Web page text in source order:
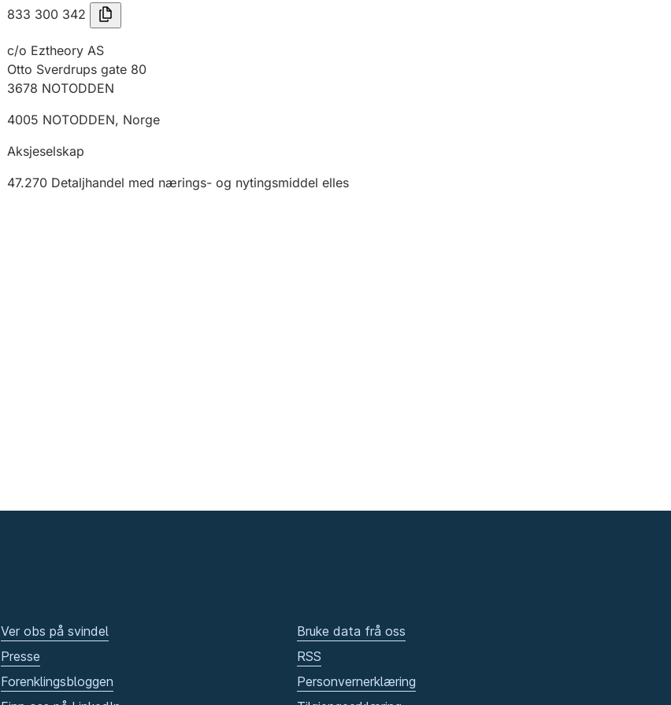
833 300 342
c/o Eztheory AS
Otto Sverdrups gate 80
3678 NOTODDEN
4005 NOTODDEN, Norge
Aksjeselskap
47.270 Detaljhandel med nærings- og nytingsmiddel elles
Ver obs på svindel
Presse
Forenklingsbloggen
Bruke data frå oss
RSS
Personvernerklæring